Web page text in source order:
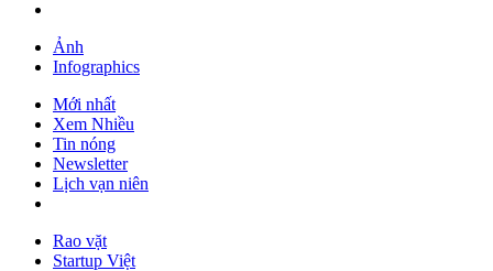
Ảnh
Infographics
Mới nhất
Xem Nhiều
Tin nóng
Newsletter
Lịch vạn niên
Rao vặt
Startup Việt